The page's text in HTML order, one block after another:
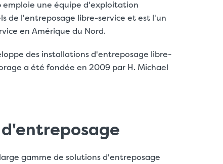
emploie une équipe d'exploitation
de l'entreposage libre-service et est l'un
en Amérique du Nord.
des installations d'entreposage libre-
a été fondée en 2009 par H. Michael
gamme de solutions d'entreposage